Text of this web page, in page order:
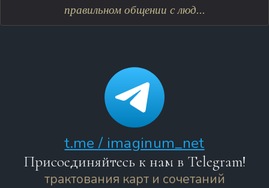
правильном общении с люд...
t.me / imaginum_net
Присоединяйтесь к нам в Telegram!
трактования карт и сочетаний